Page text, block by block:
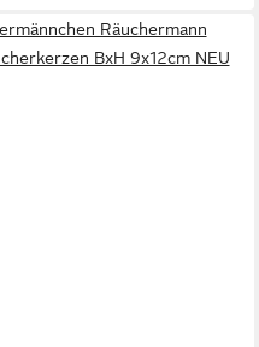
Räuchermann
BxH 9x12cm NEU